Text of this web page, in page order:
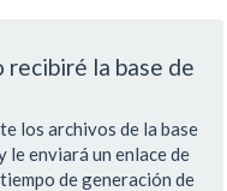
recibiré la base de
los archivos de la base
le enviará un enlace de
de generación de